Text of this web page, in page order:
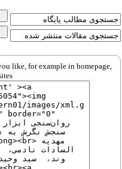
you like, for example in homepage,
sites